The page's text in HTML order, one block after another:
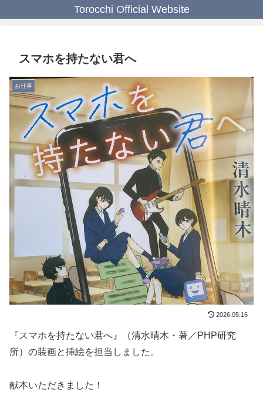
Torocchi Official Website
スマホを持たない君へ
お仕事
2026.05.16
『スマホを持たない君へ』（清水晴木・著／PHP研究
所）の装画と挿絵を担当しました。
献本いただきました！